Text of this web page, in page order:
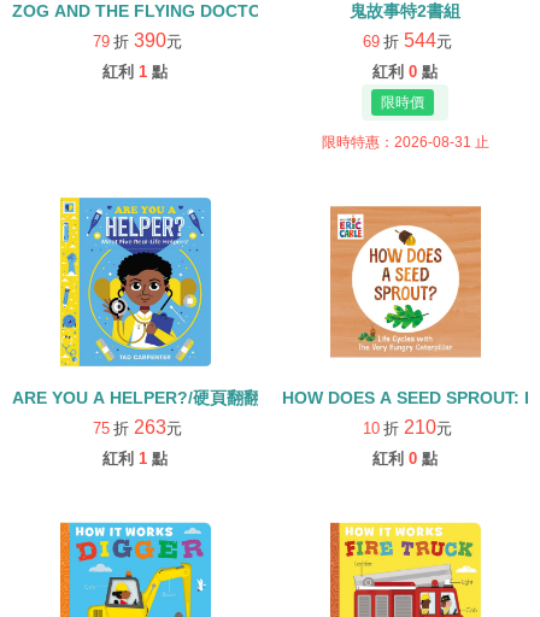
ZOG AND THE FLYING DOCTORS/英文繪本+CD
79 折 390元
紅利 1 點
鬼故事特2書組
69 折 544元
紅利 0 點
限時特惠：2026-08-31 止
ARE YOU A HELPER?/硬頁翻翻書
75 折 263元
紅利 1 點
HOW DOES A SEED SPROUT:
10 折 210元
紅利 0 點